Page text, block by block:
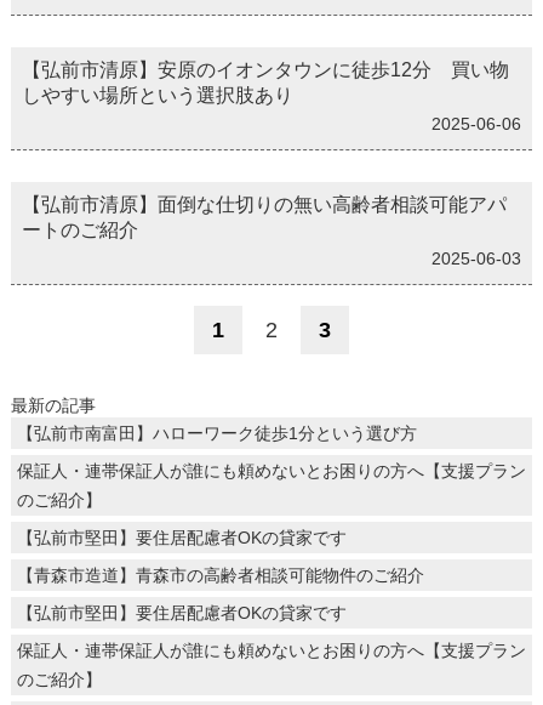
【弘前市清原】安原のイオンタウンに徒歩12分 買い物
しやすい場所という選択肢あり
2025-06-06
【弘前市清原】面倒な仕切りの無い高齢者相談可能アパ
ートのご紹介
2025-06-03
1 2 3
最新の記事
【弘前市南富田】ハローワーク徒歩1分という選び方
保証人・連帯保証人が誰にも頼めないとお困りの方へ【支援プラン
のご紹介】
【弘前市堅田】要住居配慮者OKの貸家です
【青森市造道】青森市の高齢者相談可能物件のご紹介
【弘前市堅田】要住居配慮者OKの貸家です
保証人・連帯保証人が誰にも頼めないとお困りの方へ【支援プラン
のご紹介】